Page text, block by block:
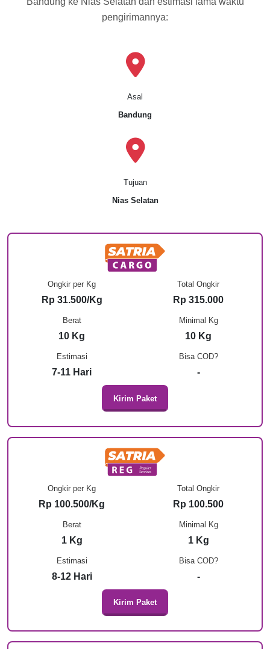
pengirimannya:
Asal
Bandung
Tujuan
Nias Selatan
Bisa COD?
-
Ongkir per Kg
Rp 31.500/Kg
Total Ongkir
Rp 315.000
Berat
10 Kg
Minimal Kg
10 Kg
Estimasi
7-11 Hari
Kirim Paket
Bisa COD?
-
Ongkir per Kg
Rp 100.500/Kg
Total Ongkir
Rp 100.500
Berat
1 Kg
Minimal Kg
1 Kg
Estimasi
8-12 Hari
Kirim Paket